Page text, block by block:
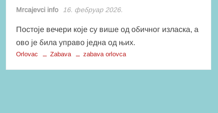
Mrcajevci info 16. фебруар 2026.
Постоје вечери које су више од обичног изласка, а
ово је била управо једна од њих.
Orlovac Zabava zabava orlovca